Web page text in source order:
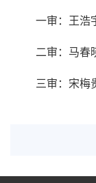
一审：王浩
二审：马春
三审：宋梅